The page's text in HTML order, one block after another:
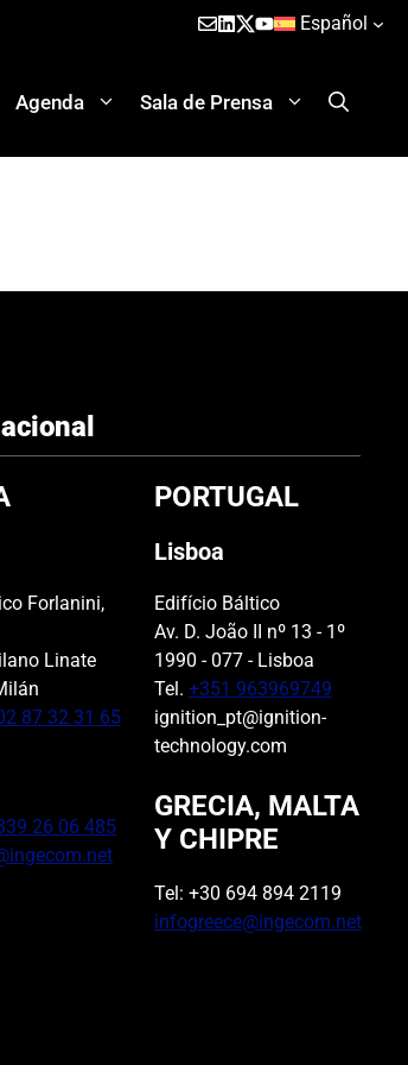
Español
Agenda Sala de Prensa
Forlanini,
Linate
87 32 31 65
26 06 485
PORTUGAL
Lisboa
Edifício Báltico
Av. D. João II nº 13 - 1º
1990 - 077 - Lisboa
Tel. +351 963969749
ignition_pt@ignition-
technology.com
GRECIA, MALTA
Y CHIPRE
Tel: +30 694 894 2119
infogreece@ingecom.net